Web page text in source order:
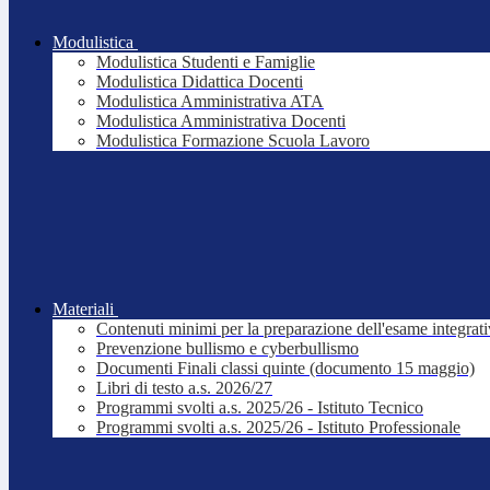
Modulistica
Modulistica Studenti e Famiglie
Modulistica Didattica Docenti
Modulistica Amministrativa ATA
Modulistica Amministrativa Docenti
Modulistica Formazione Scuola Lavoro
Materiali
Contenuti minimi per la preparazione dell'esame
Prevenzione bullismo e cyberbullismo
Documenti Finali classi quinte (documento 15 maggio)
Libri di testo a.s. 2026/27
Programmi svolti a.s. 2025/26 - Istituto Tecnico
Programmi svolti a.s. 2025/26 - Istituto Professionale